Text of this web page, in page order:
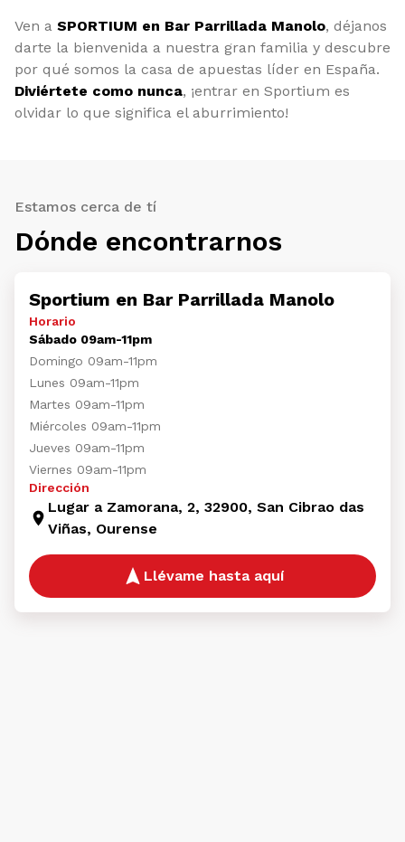
Ven a SPORTIUM en Bar Parrillada Manolo, déjanos
darte la bienvenida a nuestra gran familia y descubre
por qué somos la casa de apuestas líder en España.
Diviértete como nunca, ¡entrar en Sportium es
olvidar lo que significa el aburrimiento!
Estamos cerca de tí
Dónde encontrarnos
Sportium en Bar Parrillada Manolo
Horario
Sábado 09am-11pm
Domingo 09am-11pm
Lunes 09am-11pm
Martes 09am-11pm
Miércoles 09am-11pm
Jueves 09am-11pm
Viernes 09am-11pm
Dirección
Lugar a Zamorana, 2, 32900, San Cibrao das
Viñas, Ourense
Llévame hasta aquí